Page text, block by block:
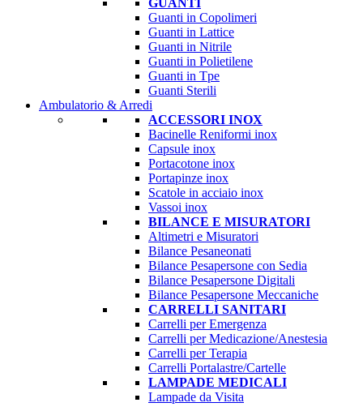
GUANTI
Guanti in Copolimeri
Guanti in Lattice
Guanti in Nitrile
Guanti in Polietilene
Guanti in Tpe
Guanti Sterili
Ambulatorio & Arredi
ACCESSORI INOX
Bacinelle Reniformi inox
Capsule inox
Portacotone inox
Portapinze inox
Scatole in acciaio inox
Vassoi inox
BILANCE E MISURATORI
Altimetri e Misuratori
Bilance Pesaneonati
Bilance Pesapersone con Sedia
Bilance Pesapersone Digitali
Bilance Pesapersone Meccaniche
CARRELLI SANITARI
Carrelli per Emergenza
Carrelli per Medicazione/Anestesia
Carrelli per Terapia
Carrelli Portalastre/Cartelle
LAMPADE MEDICALI
Lampade da Visita